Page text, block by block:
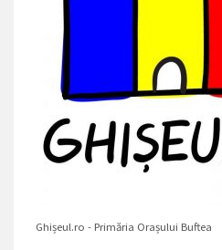
Ghișeul.ro - Primăria Orașului Buftea